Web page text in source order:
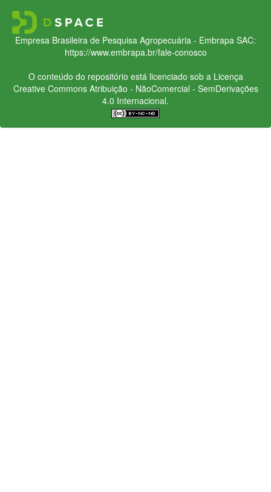
Empresa Brasileira de Pesquisa Agropecuária - Embrapa SAC:
https://www.embrapa.br/fale-conosco
O conteúdo do repositório está licenciado sob a Licença
Creative CommonsAtribuição - NãoComercial - SemDerivações
4.0 Internacional.